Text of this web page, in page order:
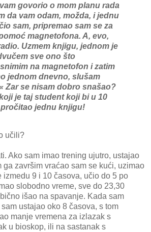
govorio o mom planu rada
da vam odam, možda, i jednu
sam, pripremao sam se za
magnetofona. A, evo,
Uzmem knjigu, jednom je
sve ono što
na magnetofon i zatim
jednom dnevno, slušam
Zar se nisam dobro snašao?
je taj student koji bi u 10
jednu knjigu!
učili?
Ako sam imao trening ujutro, ustajao
ga završim vraćao sam se kući, uzimao
izmedu 9 i 10 časova, učio do 5 po
slobodno vreme, sve do 23,30
išao na spavanje. Kada sam
ustajao oko 8 časova, s tom
manje vremena za izlazak s
u bioskop, ili na sastanak s